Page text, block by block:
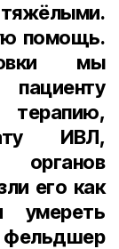
помощь.
мы
ИВЛ,
органов
его как
умереть